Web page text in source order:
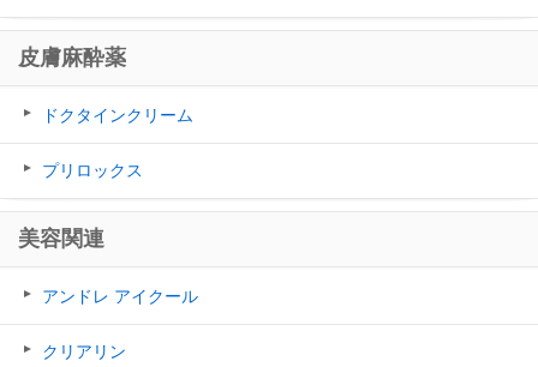
皮膚麻酔薬
ドクタインクリーム
プリロックス
美容関連
アンドレ アイクール
クリアリン